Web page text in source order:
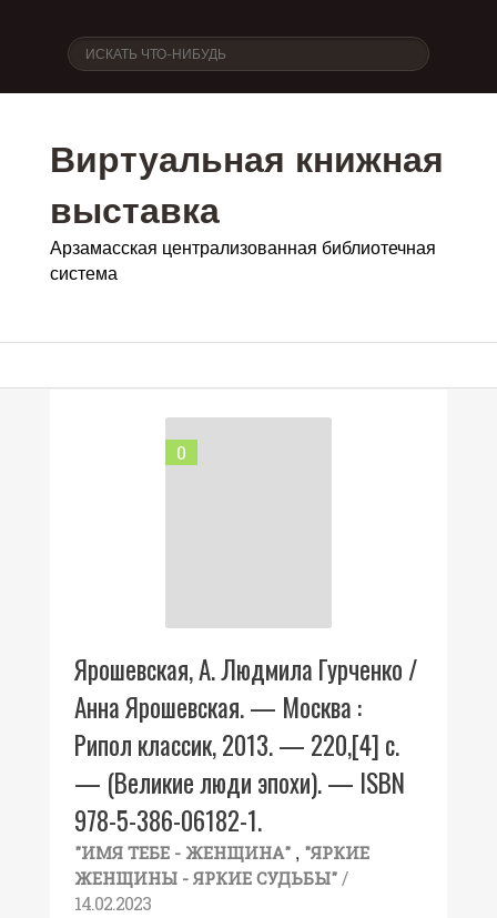
Виртуальная книжная
выставка
Арзамасская централизованная библиотечная
система
0
Ярошевская, А. Людмила Гурченко /
Анна Ярошевская. — Москва :
Рипол классик, 2013. — 220,[4] с.
— (Великие люди эпохи). — ISBN
978-5-386-06182-1.
"ИМЯ ТЕБЕ - ЖЕНЩИНА" , "ЯРКИЕ
ЖЕНЩИНЫ - ЯРКИЕ СУДЬБЫ" /
14.02.2023